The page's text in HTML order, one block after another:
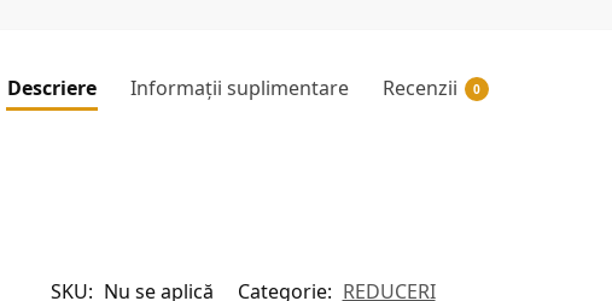
Descriere Informații suplimentare Recenzii 0
SKU: Nu se aplică Categorie: REDUCERI